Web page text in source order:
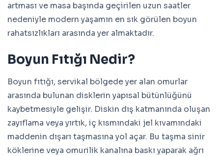
artması ve masa başında geçirilen uzun saatler
nedeniyle modern yaşamın en sık görülen boyun
rahatsızlıkları arasında yer almaktadır.
Boyun Fıtığı Nedir?
Boyun fıtığı, servikal bölgede yer alan omurlar
arasında bulunan disklerin yapısal bütünlüğünü
kaybetmesiyle gelişir. Diskin dış katmanında oluşan
zayıflama veya yırtık, iç kısmındaki jel kıvamındaki
maddenin dışarı taşmasına yol açar. Bu taşma sinir
köklerine veya omurilik kanalına baskı yaparak ağrı